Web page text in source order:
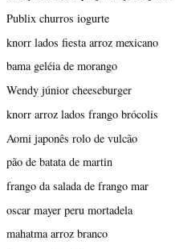
Publix churros iogurte
knorr lados fiesta arroz mexicano
bama geléia de morango
Wendy júnior cheeseburger
knorr arroz lados frango brócolis
Aomi japonês rolo de vulcão
pão de batata de martin
frango da salada de frango mar
oscar mayer peru mortadela
mahatma arroz branco